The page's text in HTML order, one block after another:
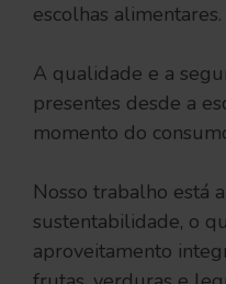
escolhas alimentares.
A qualidade e a
presentes desde a
momento do
Nosso trabalho está
sustentabilidade, o
aproveitamento